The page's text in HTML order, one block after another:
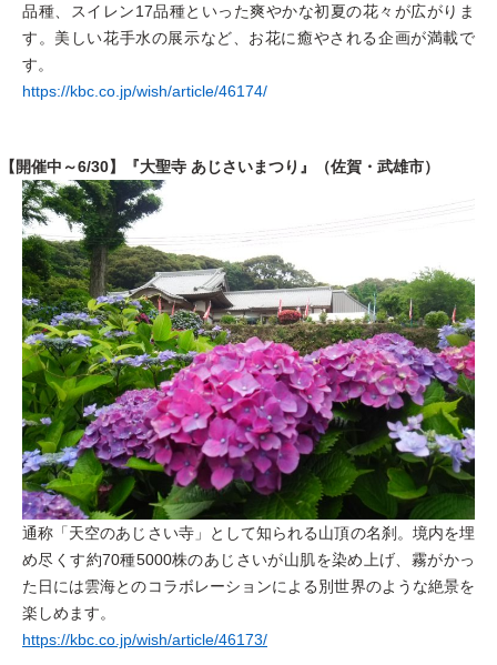
品種、スイレン17品種といった爽やかな初夏の花々が広がりま
す。美しい花手水の展示など、お花に癒やされる企画が満載で
す。
https://kbc.co.jp/wish/article/46174/
【開催中～6/30】『大聖寺 あじさいまつり』（佐賀・武雄市）
通称「天空のあじさい寺」として知られる山頂の名刹。境内を埋
め尽くす約70種5000株のあじさいが山肌を染め上げ、霧がかっ
た日には雲海とのコラボレーションによる別世界のような絶景を
楽しめます。
https://kbc.co.jp/wish/article/46173/